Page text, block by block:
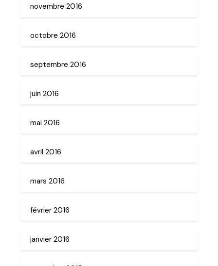
novembre 2016
octobre 2016
septembre 2016
juin 2016
mai 2016
avril 2016
mars 2016
février 2016
janvier 2016